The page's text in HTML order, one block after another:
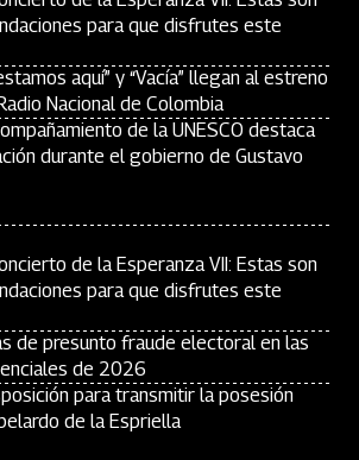
para que disfrutes este
aquí” y “Vacía” llegan al estreno
Nacional de Colombia
de la UNESCO destaca
durante el gobierno de Gustavo
de la Esperanza VII: Estas son
para que disfrutes este
de presunto fraude electoral en las
de 2026
para transmitir la posesión
de la Espriella